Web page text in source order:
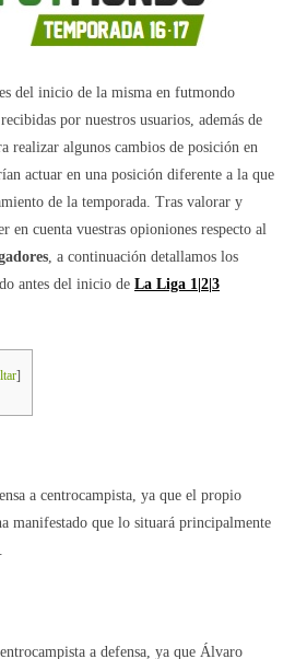
del inicio de la misma en futmondo
por nuestros usuarios, además de
realizar algunos cambios de posición en
actuar en una posición diferente a la que
de la temporada. Tras valorar y
en cuenta vuestras opioniones respecto al
, a continuación detallamos los
antes del inicio de La Liga 1|2|3
]
a centrocampista, ya que el propio
manifestado que lo situará principalmente
a defensa, ya que Álvaro